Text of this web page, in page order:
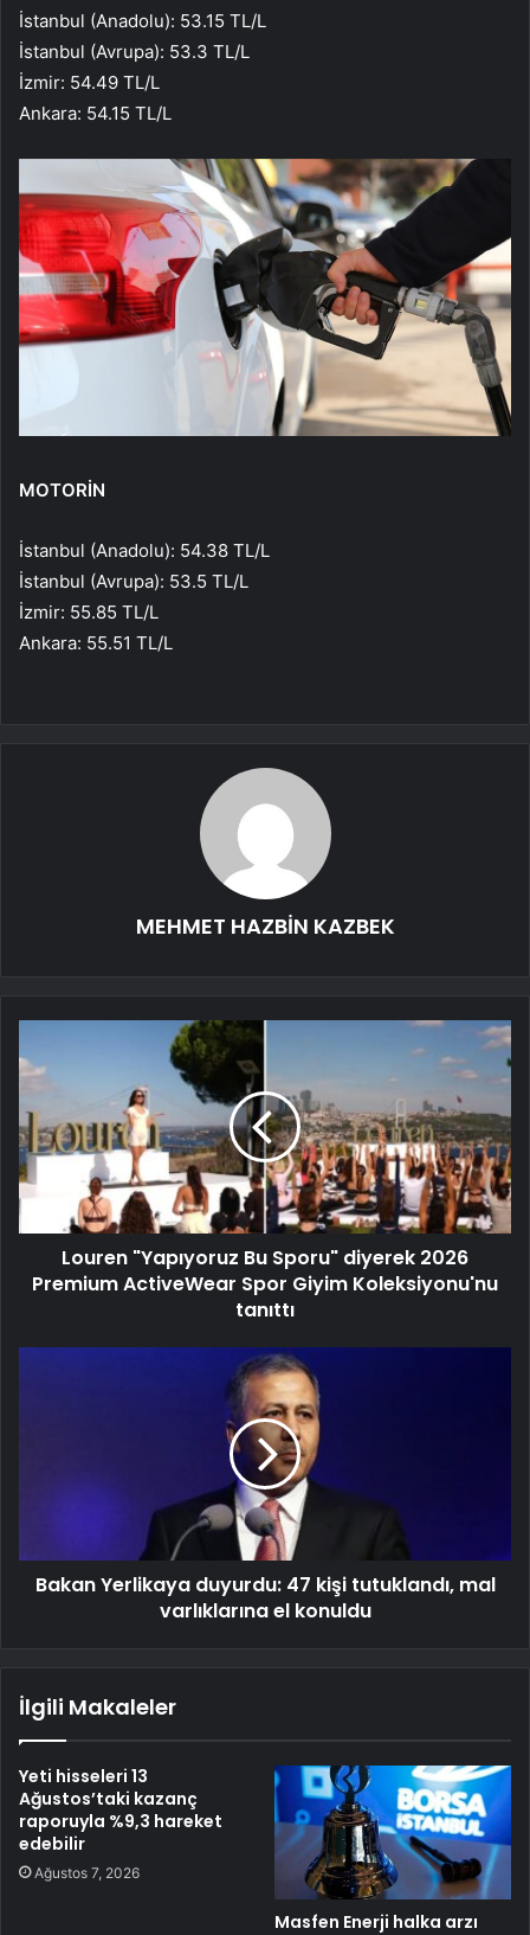
İstanbul (Anadolu): 53.15 TL/L
İstanbul (Avrupa): 53.3 TL/L
İzmir: 54.49 TL/L
Ankara: 54.15 TL/L
MOTORİN
İstanbul (Anadolu): 54.38 TL/L
İstanbul (Avrupa): 53.5 TL/L
İzmir: 55.85 TL/L
Ankara: 55.51 TL/L
MEHMET HAZBİN KAZBEK
Louren "Yapıyoruz Bu Sporu" diyerek 2026
Premium ActiveWear Spor Giyim Koleksiyonu'nu
tanıttı
Bakan Yerlikaya duyurdu: 47 kişi tutuklandı, mal
varlıklarına el konuldu
İlgili Makaleler
Yeti hisseleri 13
Ağustos’taki kazanç
raporuyla %9,3 hareket
edebilir
Ağustos 7, 2026
Masfen Enerji halka arzı